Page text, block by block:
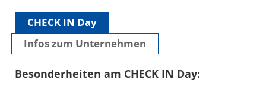
CHECK IN Day
Infos zum Unternehmen
Besonderheiten am CHECK IN Day: